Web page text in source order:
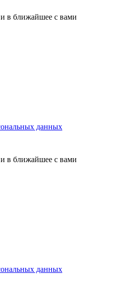
в ближайшее с вами
данных
в ближайшее с вами
данных